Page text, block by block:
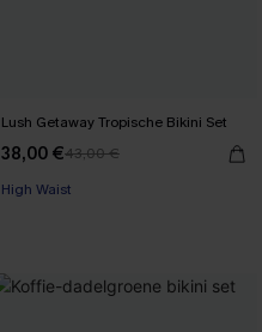
Lush Getaway Tropische Bikini Set
38,00 €43,00 €
【AG18】2 met 10% korting
High Waist